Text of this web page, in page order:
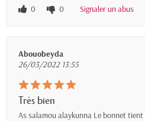
0
0 Signaler un abus
Abouobeyda
26/03/2022 13:55
Très bien
As salamou alaykunna Le bonnet